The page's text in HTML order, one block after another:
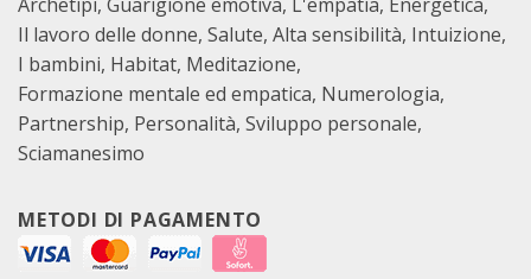
Il lavoro delle donne Salute Alta sensibilità Intuizione
I bambini Habitat Meditazione
Formazione mentale ed empatica Numerologia
Partnership Personalità Sviluppo personale
Sciamanesimo
METODI DI PAGAMENTO